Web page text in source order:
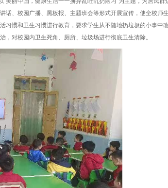
话、校园广播、黑板报、主题班会等形式开展宣传，使全校师
习惯和卫生习惯进行教育，要求学生从不随地扔垃圾的小事中
对校园内卫生死角、厕所、垃圾场进行彻底卫生清除。